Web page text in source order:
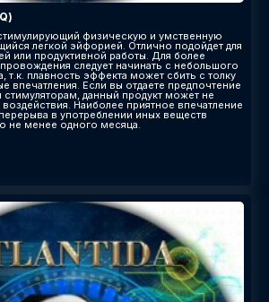
физическую и умственную
легкой эйфорией. Отлично подойдет для
или продуктивной работы. Для более
следует начинать с небольшого
т.к. плавность эффекта может сбить с толку
впечатления. Если вы отдаете предпочтение
данный продукт может не
Наиболее приятное впечатление
в употреблении иных веществ
не менее одного месяца.